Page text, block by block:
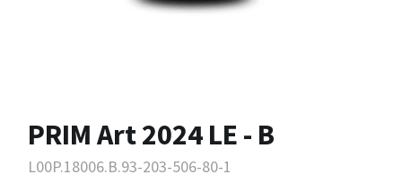
PRIM Art 2024 LE - B
L00P.18006.B.93-203-506-80-1